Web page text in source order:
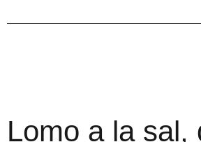
Lomo a la sal,